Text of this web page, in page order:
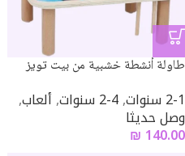
طاولة أنشطة خشبية من بيت تويز
2-1 سنوات ,4-2 سنوات ,ألعاب,
وصل حديثا
₪ 140.00